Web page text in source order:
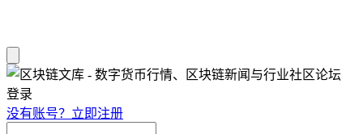
登录
没有账号？立即注册